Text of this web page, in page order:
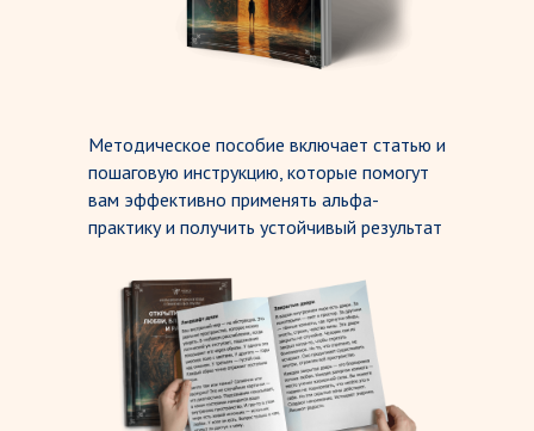
Методическое пособие включает статью и
пошаговую инструкцию, которые помогут
вам эффективно применять альфа-
практику и получить устойчивый результат